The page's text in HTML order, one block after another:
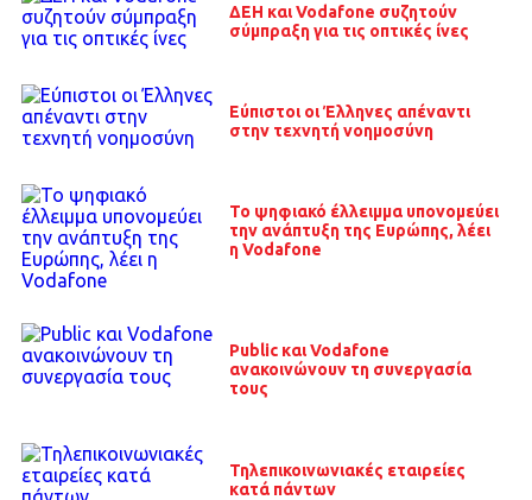
ΔΕΗ και Vodafone συζητούν
σύμπραξη για τις οπτικές ίνες
Εύπιστοι οι Έλληνες απέναντι
στην τεχνητή νοημοσύνη
Το ψηφιακό έλλειμμα υπονομεύει
την ανάπτυξη της Ευρώπης, λέει
η Vodafone
Public και Vodafone
ανακοινώνουν τη συνεργασία
τους
Τηλεπικοινωνιακές εταιρείες
κατά πάντων